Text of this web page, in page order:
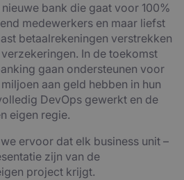
bank die gaat voor 100%
medewerkers en maar liefst
betaalrekeningen verstrekken
In de toekomst
gaan ondersteunen voor
aan geld hebben in hun
DevOps gewerkt en de
eigen regie.
ervoor dat elk business unit –
zijn van de
project krijgt.